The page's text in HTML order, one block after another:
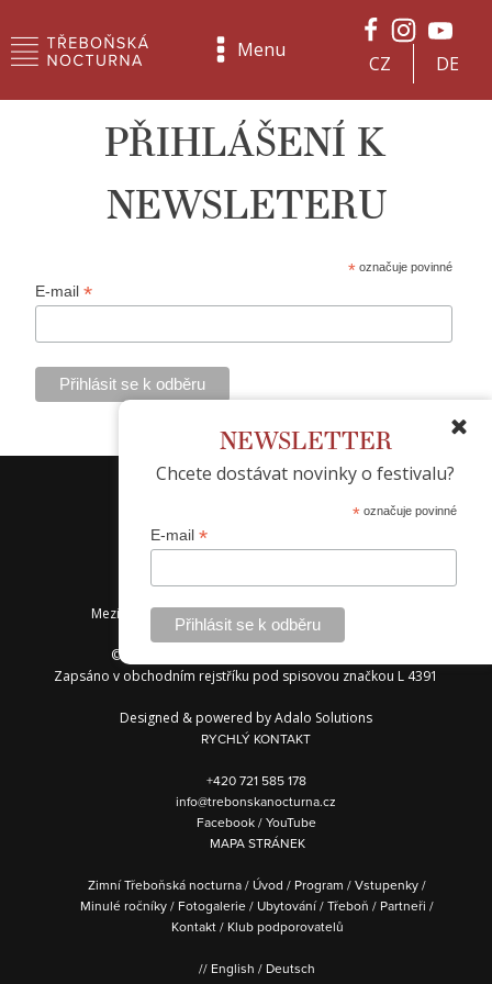
Menu
CZ DE
NEWSLETTER
Chcete dostávat novinky o festivalu?
* označuje povinné
E-mail *
PŘIHLÁŠENÍ K
NEWSLETERU
* označuje povinné
E-mail*
Mezinárodní hudební festival Třeboňská nocturna
© 2013 — 2026 Spolek Třeboňská nocturna
Zapsáno v obchodním rejstříku pod spisovou značkou L 4391
Designed & powered byAdalo Solutions
RYCHLÝ KONTAKT
+420 721 585 178
info@trebonskanocturna.cz
Facebook/YouTube
MAPA STRÁNEK
Zimní Třeboňská nocturna/ Úvod / Program /Vstupenky/
Minulé ročníky/ Fotogalerie/ Ubytování/Třeboň / Partneři /
Kontakt/ Klub podporovatelů
// English / Deutsch